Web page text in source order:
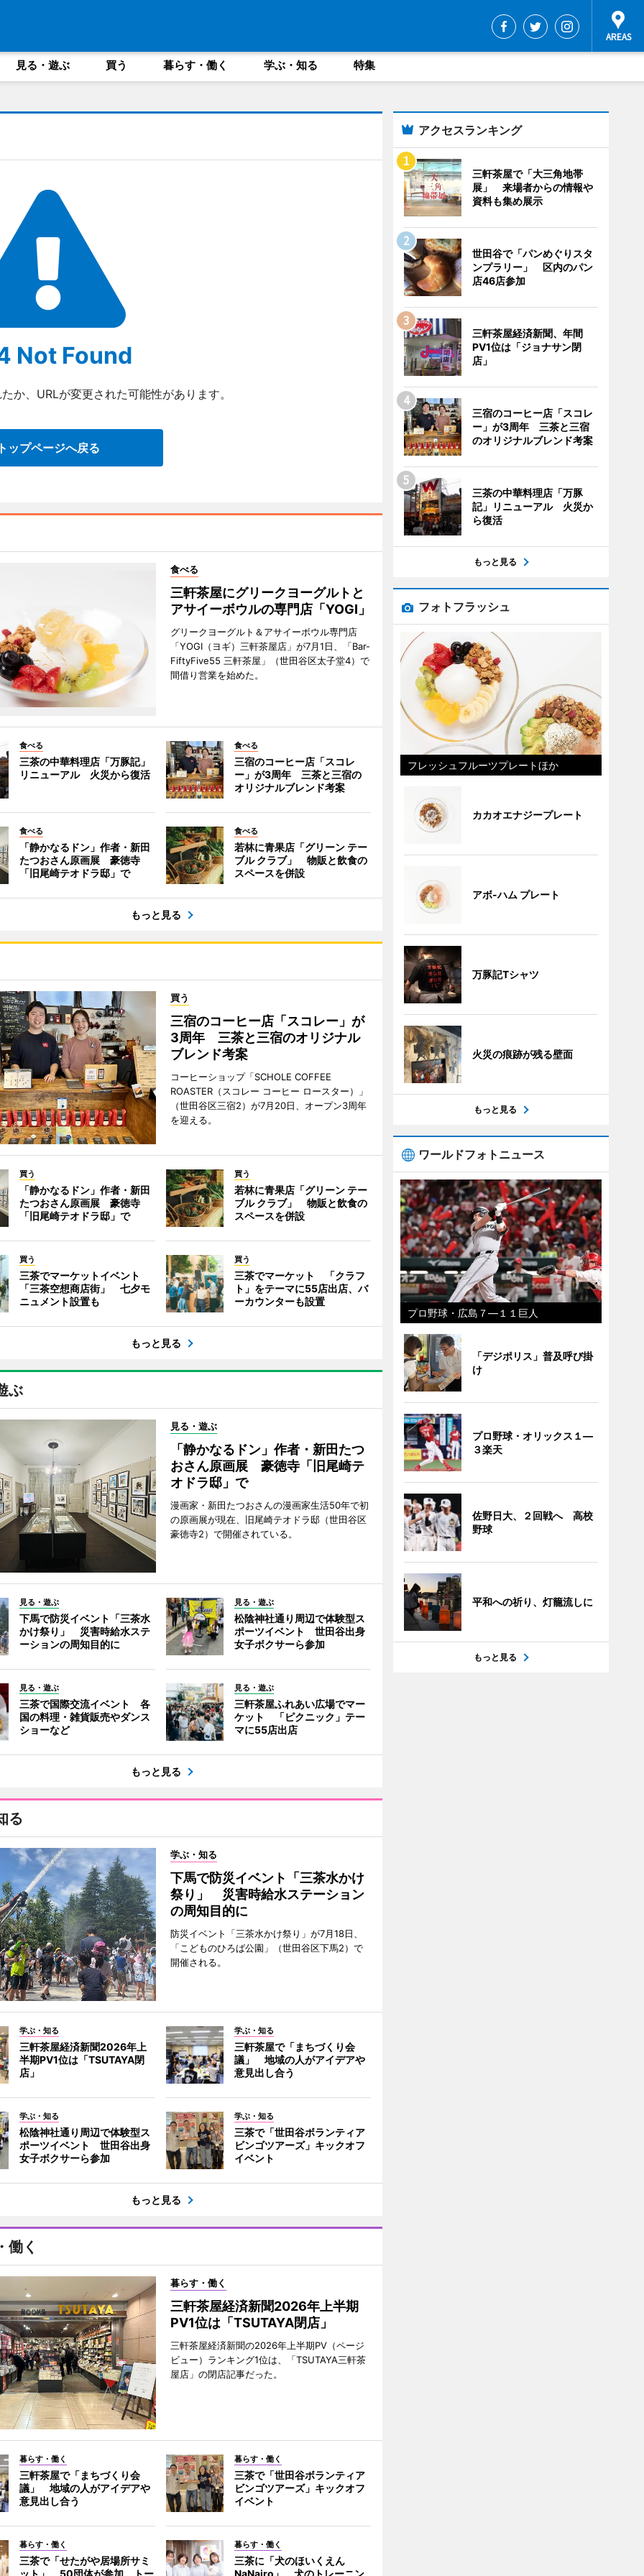
見る・遊ぶ 買う 暮らす・働く 学ぶ・知る 特集
Not Found
か、URLが変更された可能性があります。
ップページへ戻る
食べる
三軒茶屋にグリークヨーグルトと
アサイーボウルの専門店「YOGI」
グリークヨーグルト＆アサイーボウル専門店
「YOGI（ヨギ）三軒茶屋店」が7月1日、「Bar-
FiftyFive55 三軒茶屋」（世田谷区太子堂4）で
間借り営業を始めた。
食べる
三茶の中華料理店「万豚記」
リニューアル 火災から復活
食べる
三宿のコーヒー店「スコレ
ー」が3周年 三茶と三宿の
オリジナルブレンド考案
食べる
「静かなるドン」作者・新田
たつおさん原画展 豪徳寺
「旧尾崎テオドラ邸」で
食べる
若林に青果店「グリーン テー
ブル クラブ」 物販と飲食の
スペースを併設
もっと見る
買う
三宿のコーヒー店「スコレー」が
3周年 三茶と三宿のオリジナル
ブレンド考案
コーヒーショップ「SCHOLE COFFEE
ROASTER（スコレー コーヒー ロースター）」
（世田谷区三宿2）が7月20日、オープン3周年
を迎える。
買う
「静かなるドン」作者・新田
たつおさん原画展 豪徳寺
「旧尾崎テオドラ邸」で
買う
若林に青果店「グリーン テー
ブル クラブ」 物販と飲食の
スペースを併設
買う
三茶でマーケットイベント
「三茶空想商店街」 七夕モ
ニュメント設置も
買う
三茶でマーケット 「クラフ
ト」をテーマに55店出店、バ
ーカウンターも設置
もっと見る
ぶ
見る・遊ぶ
「静かなるドン」作者・新田たつ
おさん原画展 豪徳寺「旧尾崎テ
オドラ邸」で
漫画家・新田たつおさんの漫画家生活50年で初
の原画展が現在、旧尾崎テオドラ邸（世田谷区
豪徳寺2）で開催されている。
見る・遊ぶ
下馬で防災イベント「三茶水
かけ祭り」 災害時給水ステ
ーションの周知目的に
見る・遊ぶ
松陰神社通り周辺で体験型ス
ポーツイベント 世田谷出身
女子ボクサーら参加
見る・遊ぶ
三茶で国際交流イベント 各
国の料理・雑貨販売やダンス
ショーなど
見る・遊ぶ
三軒茶屋ふれあい広場でマー
ケット 「ピクニック」テー
マに55店出店
もっと見る
る
学ぶ・知る
下馬で防災イベント「三茶水かけ
祭り」 災害時給水ステーション
の周知目的に
防災イベント「三茶水かけ祭り」が7月18日、
「こどものひろば公園」（世田谷区下馬2）で
開催される。
学ぶ・知る
三軒茶屋経済新聞2026年上
半期PV1位は「TSUTAYA閉
店」
学ぶ・知る
三軒茶屋で「まちづくり会
議」 地域の人がアイデアや
意見出し合う
学ぶ・知る
松陰神社通り周辺で体験型ス
ポーツイベント 世田谷出身
女子ボクサーら参加
学ぶ・知る
三茶で「世田谷ボランティア
ビンゴツアーズ」キックオフ
イベント
もっと見る
働く
暮らす・働く
三軒茶屋経済新聞2026年上半期
PV1位は「TSUTAYA閉店」
三軒茶屋経済新聞の2026年上半期PV（ページ
ビュー）ランキング1位は、「TSUTAYA三軒茶
屋店」の閉店記事だった。
暮らす・働く
三軒茶屋で「まちづくり会
議」 地域の人がアイデアや
意見出し合う
暮らす・働く
三茶で「世田谷ボランティア
ビンゴツアーズ」キックオフ
イベント
暮らす・働く
三茶で「せたがや居場所サミ
ット」 50団体が参加、トー
暮らす・働く
三茶に「犬のほいくえん
NaNairo」 犬のトレーニン
アクセスランキング
三軒茶屋で「大三角地帯
展」 来場者からの情報や
資料も集め展示
世田谷で「パンめぐりスタ
ンプラリー」 区内のパン
店46店参加
三軒茶屋経済新聞、年間
PV1位は「ジョナサン閉
店」
三宿のコーヒー店「スコレ
ー」が3周年 三茶と三宿
のオリジナルブレンド考案
三茶の中華料理店「万豚
記」リニューアル 火災か
ら復活
もっと見る
フォトフラッシュ
フレッシュフルーツプレートほか
カカオエナジープレート
アボ-ハム プレート
万豚記Tシャツ
火災の痕跡が残る壁面
もっと見る
ワールドフォトニュース
プロ野球・広島７―１１巨人
「デジポリス」普及呼び掛
け
プロ野球・オリックス１―
３楽天
佐野日大、２回戦へ 高校
野球
平和への祈り、灯籠流しに
もっと見る